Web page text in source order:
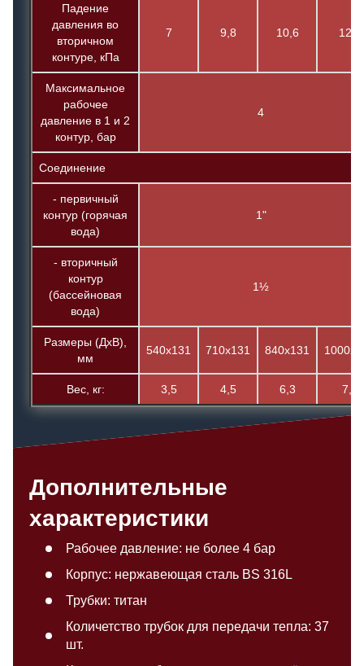
Падение
давления во
вторичном
контуре, кПа
7 9,8 10,6 12,6
Максимальное
рабочее
давление в 1 и 2
контур, бар
4
Соединение
- первичный
контур (горячая
вода)
1"
- вторичный
контур
(бассейновая
вода)
1½
Размеры (ДхВ),
мм
540х131 710х131 840х131
Вес, кг: 3,5 4,5 6,3 7,6
Дополнительные
характеристики
Рабочее давление: не более 4 бар
Корпус: нержавеющая сталь BS 316L
Трубки: титан
Количетство трубок для передачи тепла: 37
шт.